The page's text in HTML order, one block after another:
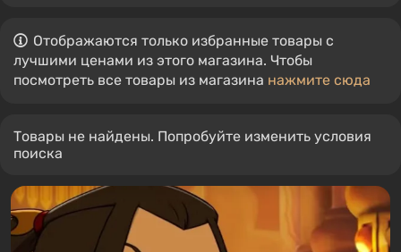
Отображаются только избранные товары с
лучшими ценами из этого магазина. Чтобы
посмотреть все товары из магазина нажмите сюда
Товары не найдены. Попробуйте изменить условия
поиска